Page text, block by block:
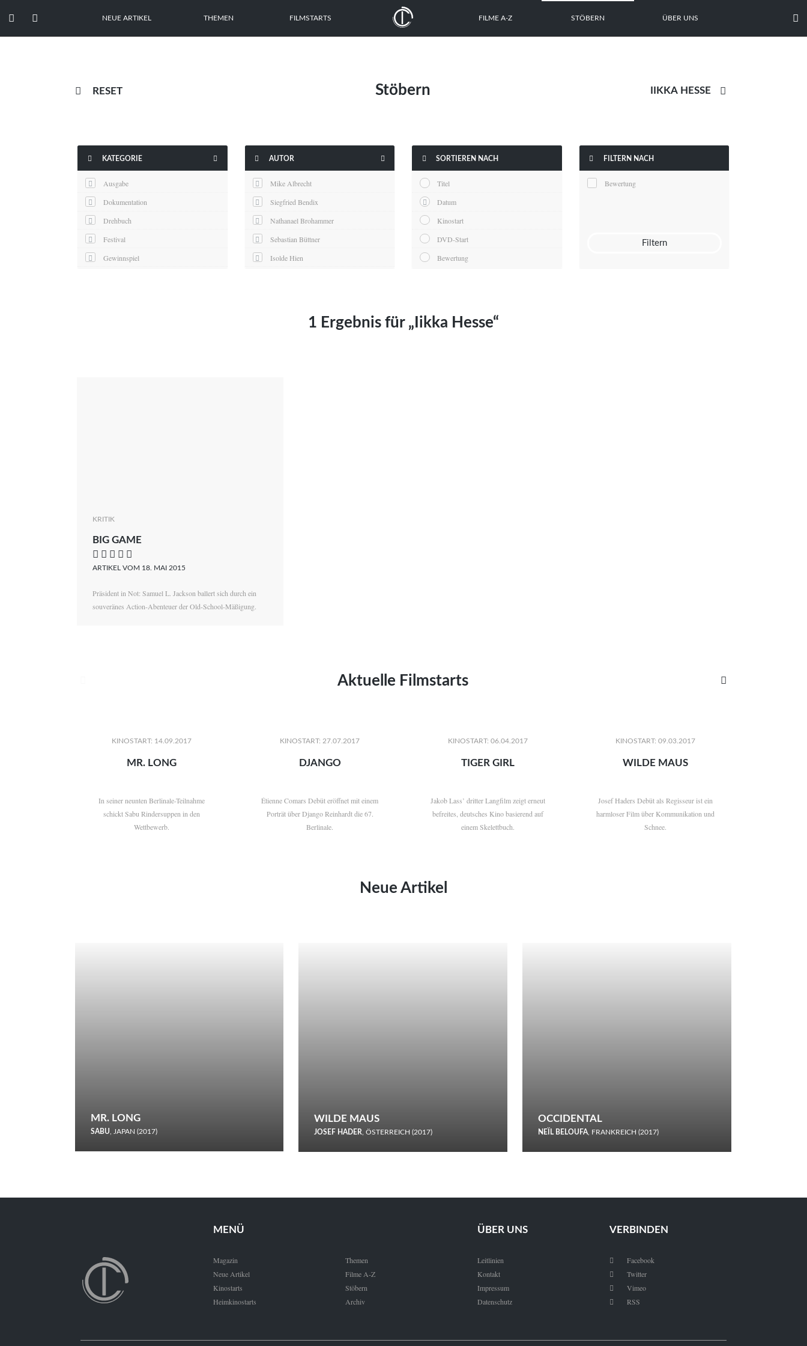
  NEUE ARTIKEL THEMEN FILMSTARTS FILME A-Z STÖBERN ÜBER UNS 
 RESET Stöbern 
 KATEGORIE 
Ausgabe
Dokumentation
Drehbuch
Festival
Gewinnspiel
 AUTOR 
Mike Albrecht
Siegfried Bendix
Nathanael Brohammer
Sebastian Büttner
Isolde Hien
 SORTIEREN NACH
Titel
Datum
Kinostart
DVD-Start
Bewertung
 FILTERN NACH
Bewertung
Filtern
1 Ergebnis für „Iikka Hesse“
KRITIK
BIG GAME
    
ARTIKEL VOM 18. MAI 2015
Präsident in Not: Samuel L. Jackson ballert sich durch ein
souveränes Action-Abenteuer der Old-School-Mäßigung.
Aktuelle Filmstarts 
KINOSTART: 14.09.2017
MR. LONG
In seiner neunten Berlinale-Teilnahme
schickt Sabu Rindersuppen in den
Wettbewerb.
KINOSTART: 27.07.2017
DJANGO
Étienne Comars Debüt eröffnet mit einem
Porträt über Django Reinhardt die 67.
Berlinale.
KINOSTART: 06.04.2017
TIGER GIRL
Jakob Lass’ dritter Langfilm zeigt erneut
befreites, deutsches Kino basierend auf
einem Skelettbuch.
KINOSTART: 09.03.2017
WILDE MAUS
Josef Haders Debüt als Regisseur ist ein
harmloser Film über Kommunikation und
Schnee.
Neue Artikel
MR. LONG
SABU, JAPAN (2017)
den Wettbewerb.
WILDE MAUS
JOSEF HADER, ÖSTERREICH (2017)
Schnee.
OCCIDENTAL
NEÏL BELOUFA, FRANKREICH (2017)
MENÜ
Magazin
Neue Artikel
Kinostarts
Heimkinostarts
Themen
Filme A-Z
Stöbern
Archiv
ÜBER UNS
Leitlinien
Kontakt
Impressum
Datenschutz
VERBINDEN
 Facebook
 Twitter
 Vimeo
 RSS